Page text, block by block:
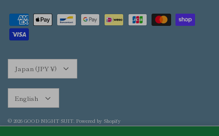
Currency
Japan (JPY ¥)
Language
English
© 2026 GOOD NIGHT SUIT. Powered by Shopify